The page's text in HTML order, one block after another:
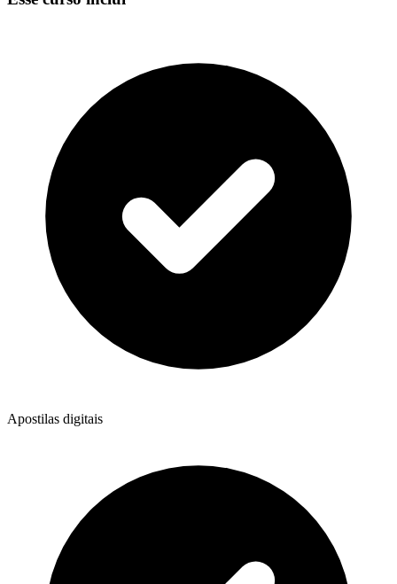
Apostilas digitais